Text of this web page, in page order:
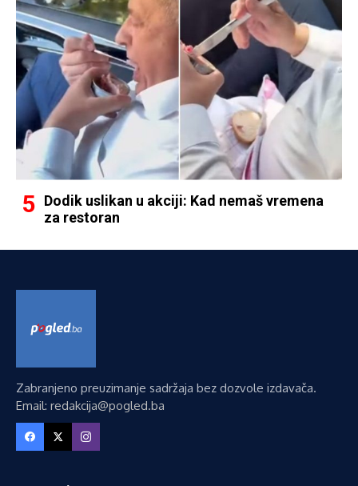
Dodik uslikan u akciji: Kad nemaš vremena
za restoran
Zabranjeno preuzimanje sadržaja bez dozvole izdavača.
Email: redakcija@pogled.ba